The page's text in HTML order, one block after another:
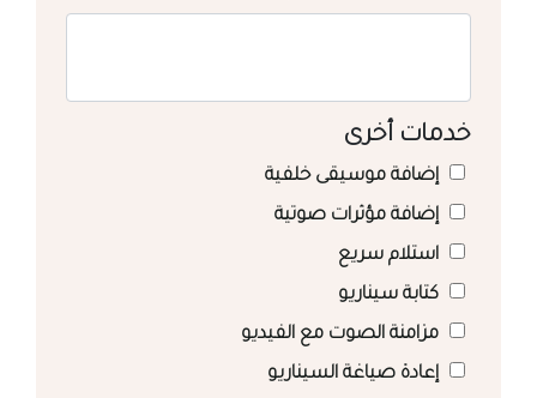
خدمات أخرى
إضافة موسيقى خلفية
إضافة مؤثرات صوتية
استلام سريع
كتابة سيناريو
مزامنة الصوت مع الفيديو
إعادة صياغة السيناريو